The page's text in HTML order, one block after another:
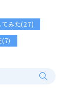
てみた(27)
(7)